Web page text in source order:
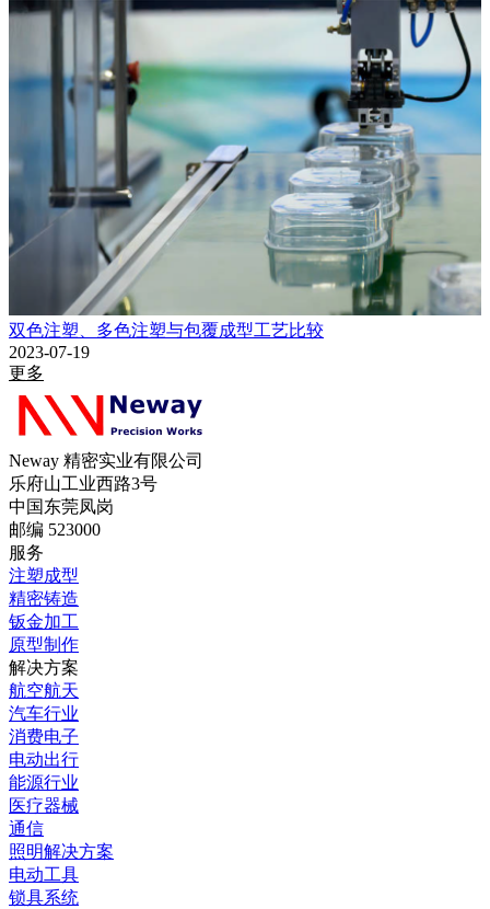
双色注塑、多色注塑与包覆成型工艺比较
2023-07-19
更多
Neway 精密实业有限公司
乐府山工业西路3号
中国东莞凤岗
邮编 523000
服务
注塑成型
精密铸造
钣金加工
原型制作
解决方案
航空航天
汽车行业
消费电子
电动出行
能源行业
医疗器械
通信
照明解决方案
电动工具
锁具系统